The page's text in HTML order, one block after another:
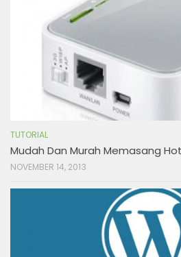
TUTORIAL
Mudah Dan Murah Memasang
NOVEMBER 14, 2013